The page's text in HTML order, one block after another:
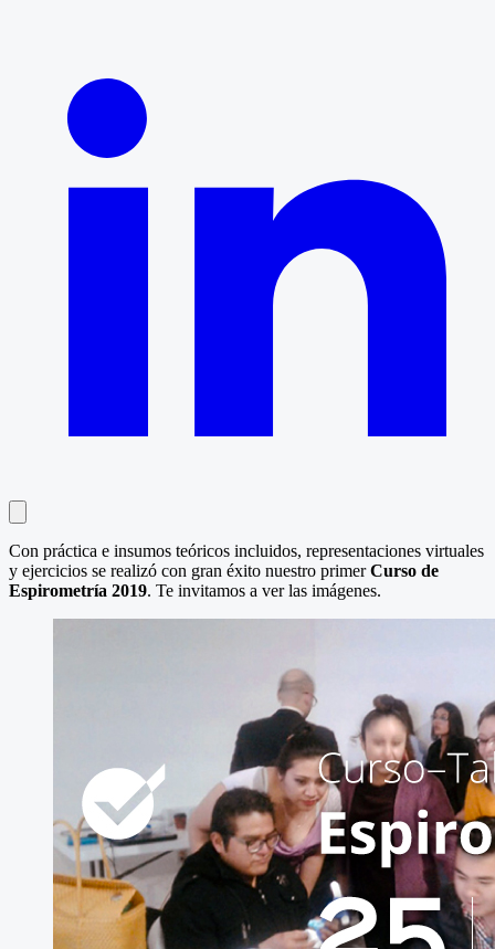
Con práctica e insumos teóricos incluidos, representaciones virtuales
y ejercicios se realizó con gran éxito nuestro primerCurso de
Espirometría 2019. Te invitamos a ver las imágenes.